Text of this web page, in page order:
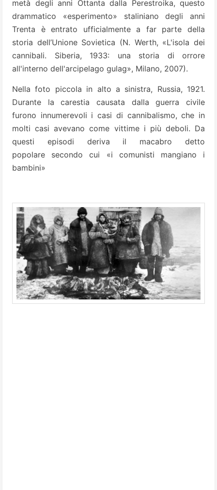
metà degli anni Ottanta dalla Perestroika, questo
drammatico «esperimento» staliniano degli anni
Trenta è entrato ufficialmente a far parte della
storia dell’Unione Sovietica (N. Werth, «L'isola dei
cannibali. Siberia, 1933: una storia di orrore
all'interno dell'arcipelago gulag», Milano, 2007).
Nella foto piccola in alto a sinistra, Russia, 1921.
Durante la carestia causata dalla guerra civile
furono innumerevoli i casi di cannibalismo, che in
molti casi avevano come vittime i più deboli. Da
questi episodi deriva il macabro detto
popolare secondo cui «i comunisti mangiano i
bambini»